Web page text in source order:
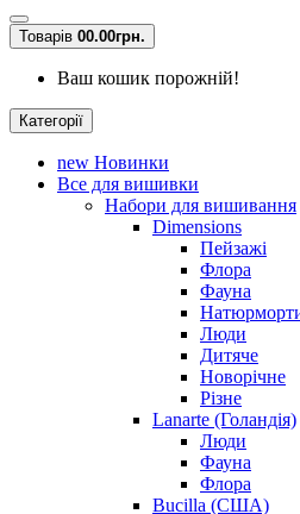
Товарів 00.00грн.
Ваш кошик порожній!
Категорії
new Новинки
Все для вишивки
Набори для вишивання
Dimensions
Пейзажі
Флора
Фауна
Люди
Дитяче
Новорічне
Різне
Lanarte (Голандія)
Люди
Фауна
Флора
Bucilla (США)